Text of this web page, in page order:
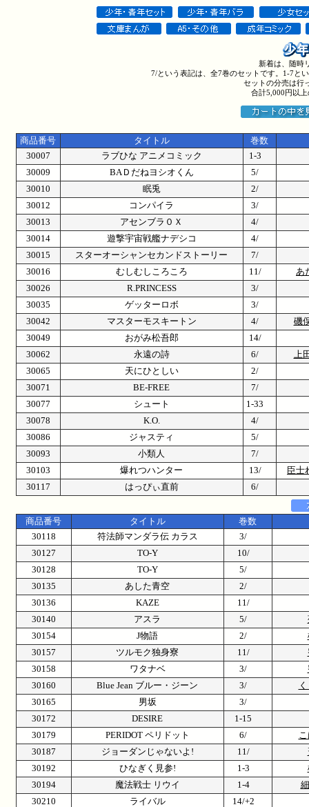
新着は、随時
7/という表記は、全7巻のセットです。1-7と
セットの分売は行
合計5,000円以
商品番号 タイトル
巻数
30007
ラブひな アニメコミック
1-3
30009
BAＤだねヨシオくん
5/
30010
眠兎
2/
30012
コンパイラ
3/
30013
アセンブラ０Ｘ
4/
30014
遊撃宇宙戦艦ナデシコ
4/
30015
スターオーシャンセカンドストーリー
7/
30016
むしむしころころ 11/
あ
30026
R.PRINCESS
3/
30035
ゲッターロボ
3/
30042
マスターモスキートン 4/
磯
30049
おがみ松吾郎
14/
30062
永遠の詩 6/
上
30065
天にひとしい
2/
30071
BE-FREE
7/
30077
シュート
1-33
30078
K.O.
4/
30086
ジャスティ
5/
30093
小類人
7/
30103
爆れつハンター 13/
臣士
30117
はっぴぃ直前 6/
商品番号 タイトル
巻数
30118
符法師マンダラ伝 カラス
3/
30127
TO-Y
10/
30128
TO-Y
5/
30135
あした青空
2/
30136
KAZE
11/
30140
アスラ 5/
30154
J物語 2/
30157
ツルモク独身寮 11/
30158
ワタナベ 3/
30160
Blue Jean ブルー・ジーン 3/
30165
男坂
3/
30172
DESIRE
1-15
30179
PERIDOT ペリドット 6/
30187
ジョーダンじゃないよ! 11/
30192
ひなぎく見参! 1-3
30194
魔法戦士 リウイ 1-4
30210
ライバル
14/+2